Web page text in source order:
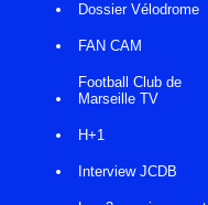
Dossier Vélodrome
FAN CAM
Football Club de
Marseille TV
H+1
Interview JCDB